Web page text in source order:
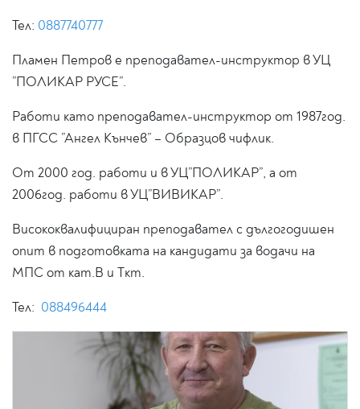
Тел: 0887740777
Пламен Петров е преподавател-инструктор в УЦ
”ПОЛИКАР РУСЕ”.
Работи като преподавател-инструктор от 1987год.
в ПГСС ”Ангел Кънчев” – Образцов чифлик.
От 2000 год. работи и в УЦ”ПОЛИКАР”, а от
2006год. работи в УЦ”ВИВИКАР”.
Висококвалифициран преподавател с дългогодишен
опит в подготовката на кандидати за водачи на
МПС от кат.В и Ткт.
Тел: 088496444